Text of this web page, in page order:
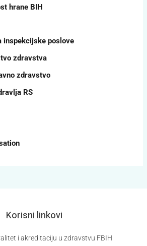
hrane BIH
inspekcijske poslove
zdravstva
zdravstvo
RS
Korisni linkovi
i akreditaciju u zdravstvu FBIH